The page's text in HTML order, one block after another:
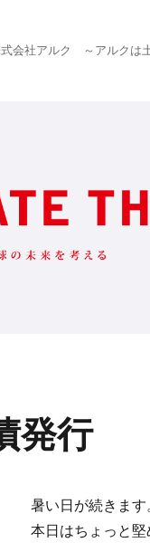
会社アルク ～アルクは
発行
暑い日が続きます
本日はちょっと堅